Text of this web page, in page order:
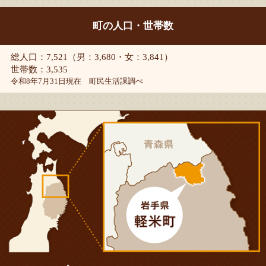
町の人口・世帯数
総人口：7,521（男：3,680・女：3,841）
世帯数：3,535
令和8年7月31日現在 町民生活課調べ